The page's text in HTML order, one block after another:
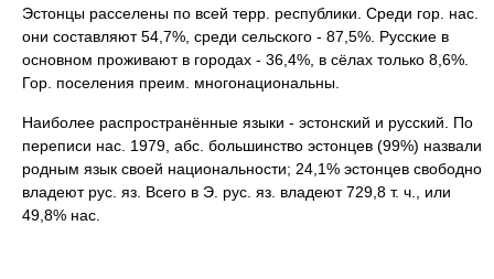
Эстонцы расселены по всей терр. республики. Среди гор. нас.
они составляют 54,7%, среди сельского - 87,5%. Русские в
основном проживают в городах - 36,4%, в сёлах только 8,6%.
Гор. поселения преим. многонациональны.
Наиболее распространённые языки - эстонский и русский. По
переписи нас. 1979, абс. большинство эстонцев (99%) назвали
родным язык своей национальности; 24,1% эстонцев свободно
владеют рус. яз. Всего в Э. рус. яз. владеют 729,8 т. ч., или
49,8% нас.